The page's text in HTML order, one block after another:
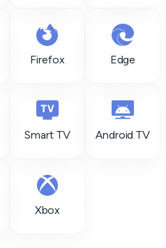
Firefox Edge
Smart TV Android TV
Xbox